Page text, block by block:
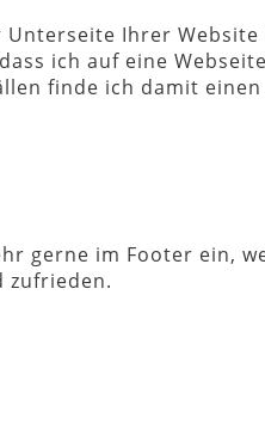
Ihrer
ich auf eine
finde ich damit
gerne im Footer ein,
zufrieden.